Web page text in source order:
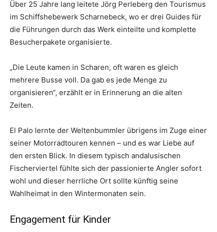
Über 25 Jahre lang leitete Jörg Perleberg den Tourismus
im Schiffshebewerk Scharnebeck, wo er drei Guides für
die Führungen durch das Werk einteilte und komplette
Besucherpakete organisierte.
„Die Leute kamen in Scharen, oft waren es gleich
mehrere Busse voll. Da gab es jede Menge zu
organisieren“, erzählt er in Erinnerung an die alten
Zeiten.
El Palo lernte der Weltenbummler übrigens im Zuge einer
seiner Motorradtouren kennen – und es war Liebe auf
den ersten Blick. In diesem typisch andalusischen
Fischerviertel fühlte sich der passionierte Angler sofort
wohl und dieser herrliche Ort sollte künftig seine
Wahlheimat in den Wintermonaten sein.
Engagement für Kinder